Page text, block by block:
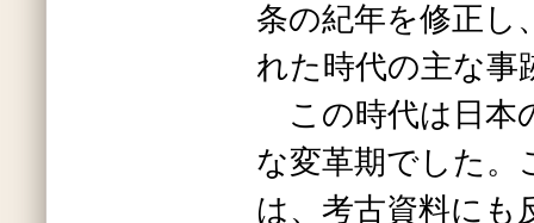
条の紀年を修正し
れた時代の主な事
この時代は日本
な変革期でした。
は、考古資料に